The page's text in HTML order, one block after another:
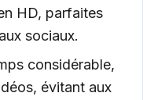
HD, parfaites
sociaux.
considérable,
évitant aux